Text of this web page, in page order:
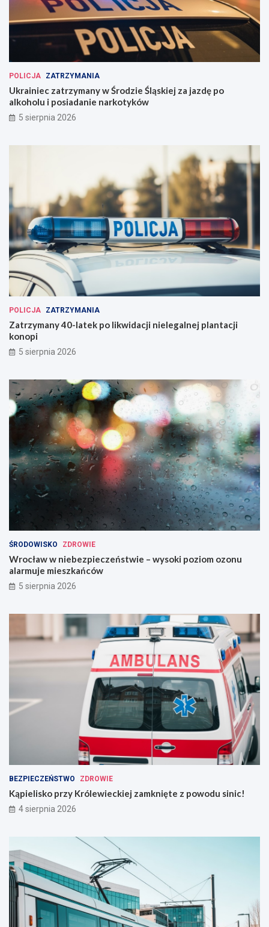
POLICJA ZATRZYMANIA
Ukrainiec zatrzymany w Środzie Śląskiej za jazdę po
alkoholu i posiadanie narkotyków
5 sierpnia 2026
POLICJA ZATRZYMANIA
Zatrzymany 40-latek po likwidacji nielegalnej plantacji
konopi
5 sierpnia 2026
ŚRODOWISKO ZDROWIE
Wrocław w niebezpieczeństwie – wysoki poziom ozonu
alarmuje mieszkańców
5 sierpnia 2026
BEZPIECZEŃSTWO ZDROWIE
Kąpielisko przy Królewieckiej zamknięte z powodu sinic!
4 sierpnia 2026